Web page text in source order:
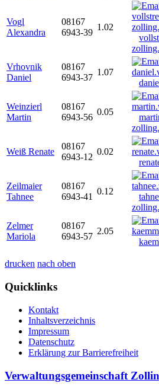
Vogl
Alexandra
08167
6943-39
1.02
Vrhovnik
Daniel
08167
6943-37
1.07
Weinzierl
Martin
08167
6943-56
0.05
Weiß Renate
08167
6943-12
0.02
Zeilmaier
Tahnee
08167
6943-41
0.12
Zelmer
Mariola
08167
6943-57
2.05
drucken nach oben
Quicklinks
Kontakt
Inhaltsverzeichnis
Impressum
Datenschutz
Erklärung zur Barrierefreiheit
Verwaltungsgemeinschaft